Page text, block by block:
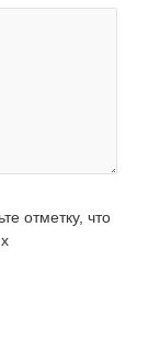
отметку, что